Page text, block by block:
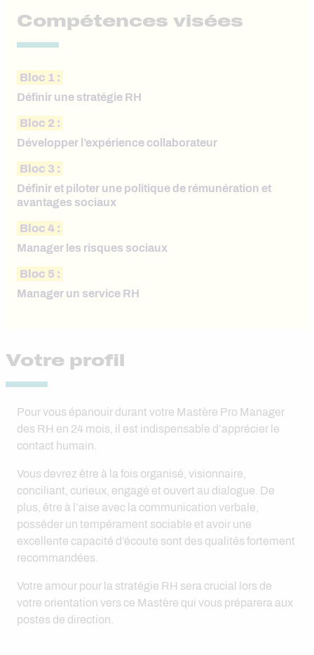
Compétences visées
Bloc 1 :
Définir une stratégie RH
Bloc 2 :
Développer l’expérience collaborateur
Bloc 3 :
Définir et piloter une politique de rémunération et
avantages sociaux
Bloc 4 :
Manager les risques sociaux
Bloc 5 :
Manager un service RH
Votre profil
Pour vous épanouir durant votre Mastère Pro Manager
des RH en 24 mois, il est indispensable d’apprécier le
contact humain.
Vous devrez être à la fois organisé, visionnaire,
conciliant, curieux, engagé et ouvert au dialogue. De
plus, être à l’aise avec la communication verbale,
posséder un tempérament sociable et avoir une
excellente capacité d’écoute sont des qualités fortement
recommandées.
Votre amour pour la stratégie RH sera crucial lors de
votre orientation vers ce Mastère qui vous préparera aux
postes de direction.